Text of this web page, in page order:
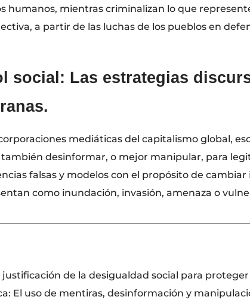
humanos, mientras criminalizan lo que
a partir de las luchas de los pueblos en
social: Las estrategias
mediáticas del capitalismo global,
desinformar, o mejor manipular, para
falsas y modelos con el propósito de
como inundación, invasión, amenaza o
justificación de la desigualdad social para
El uso de mentiras, desinformación y